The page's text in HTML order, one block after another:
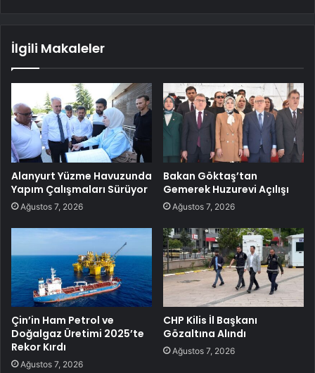
İlgili Makaleler
Alanyurt Yüzme Havuzunda
Yapım Çalışmaları Sürüyor
Ağustos 7, 2026
Bakan Göktaş’tan
Gemerek Huzurevi Açılışı
Ağustos 7, 2026
Çin’in Ham Petrol ve
Doğalgaz Üretimi 2025’te
Rekor Kırdı
Ağustos 7, 2026
CHP Kilis İl Başkanı
Gözaltına Alındı
Ağustos 7, 2026